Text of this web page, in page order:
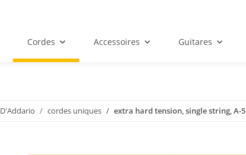
Cordes Accessoires Guitares
D'Addario cordes uniques extra hard tension, single string, A-5